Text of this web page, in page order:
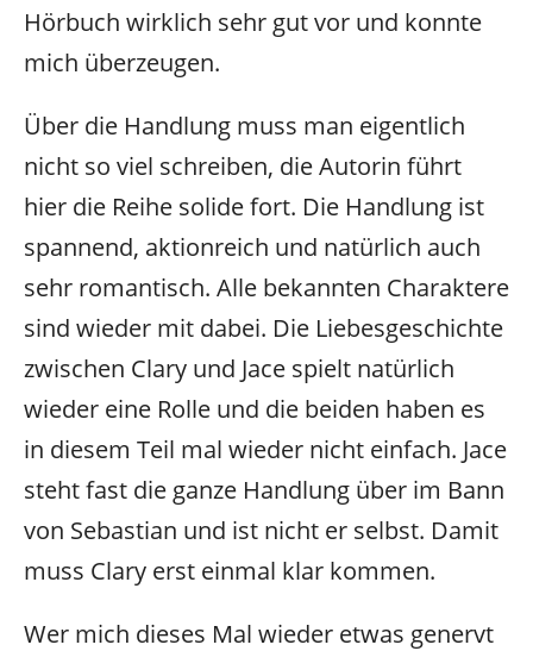
Hörbuch wirklich sehr gut vor und konnte
mich überzeugen.
Über die Handlung muss man eigentlich
nicht so viel schreiben, die Autorin führt
hier die Reihe solide fort. Die Handlung ist
spannend, aktionreich und natürlich auch
sehr romantisch. Alle bekannten Charaktere
sind wieder mit dabei. Die Liebesgeschichte
zwischen Clary und Jace spielt natürlich
wieder eine Rolle und die beiden haben es
in diesem Teil mal wieder nicht einfach. Jace
steht fast die ganze Handlung über im Bann
von Sebastian und ist nicht er selbst. Damit
muss Clary erst einmal klar kommen.
Wer mich dieses Mal wieder etwas genervt